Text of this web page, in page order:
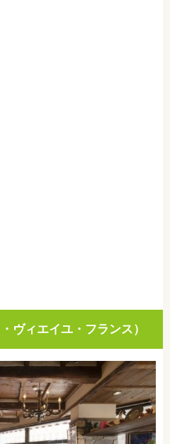
ヴィエイユ・フランス）